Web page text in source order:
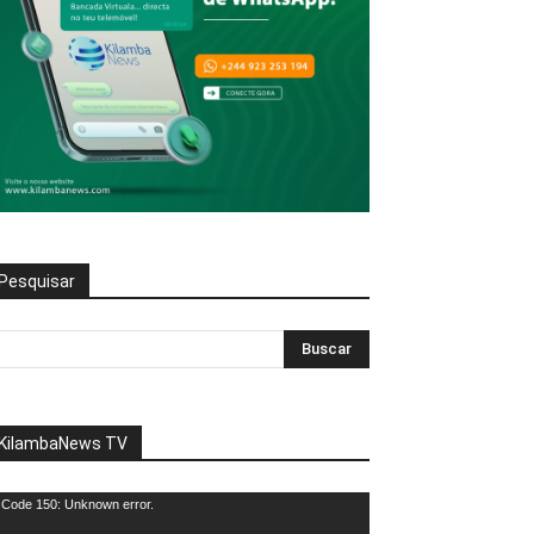
TV
Code 150: Unknown error.